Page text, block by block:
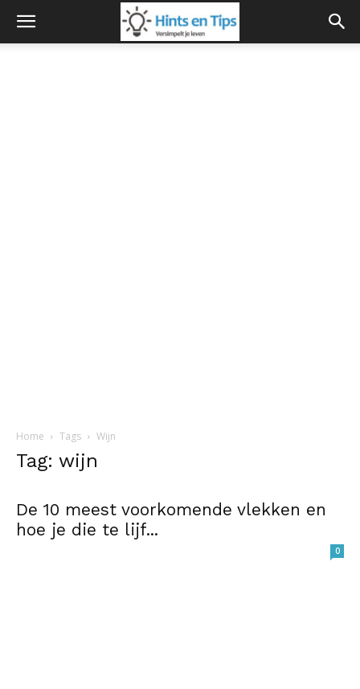
Home Tags Wijn
Tag: wijn
De 10 meest voorkomende vlekken en
hoe je die te lijf...
0